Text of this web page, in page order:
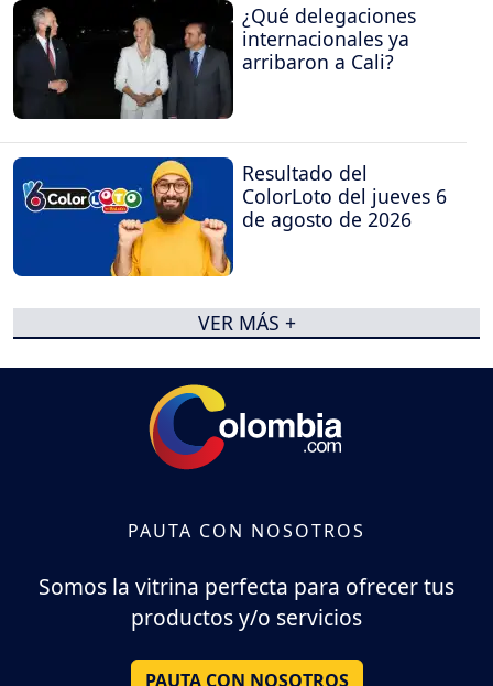
¿Qué delegaciones
internacionales ya
arribaron a Cali?
Resultado del
ColorLoto del jueves 6
de agosto de 2026
VER MÁS +
PAUTA CON NOSOTROS
Somos la vitrina perfecta para ofrecer tus
productos y/o servicios
PAUTA CON NOSOTROS